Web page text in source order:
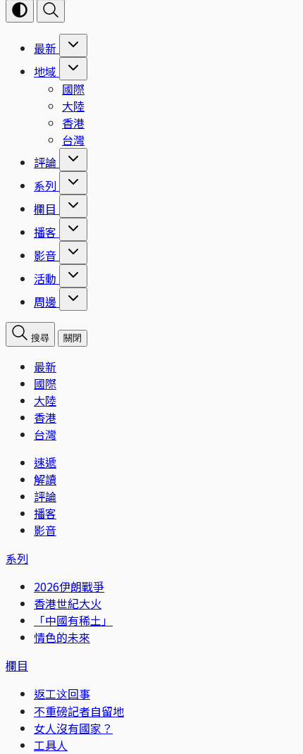
最新
地域
國際
大陸
香港
台灣
評論
系列
欄目
播客
影音
活動
周邊
搜尋 關閉
最新
國際
大陸
香港
台灣
速遞
解讀
評論
播客
影音
系列
2026伊朗戰爭
香港世紀大火
「中國有稀土」
情色的未來
欄目
返工这回事
不重磅記者自留地
女人沒有國家？
工具人